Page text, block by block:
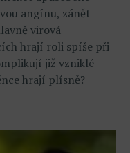
angínu, zánět
virová
hrají roli spíše při
již vzniklé
hrají plísně?